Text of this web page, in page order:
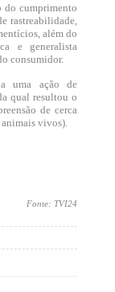
cumprimento
rastreabilidade,
além do
e generalista
consumidor.
uma ação de
qual resultou o
de cerca
vivos).
Fonte: TVI24